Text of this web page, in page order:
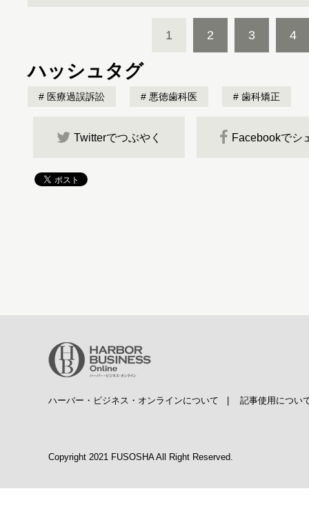
1 2 3 4
ハッシュタグ
医療過誤訴訟 悪徳歯科医 歯科矯正
Twitterでつぶやく Facebookでシ
ハーバー・ビジネス・オンラインについて 記事使用につい
Copyright 2021 FUSOSHA All Right Reserved.